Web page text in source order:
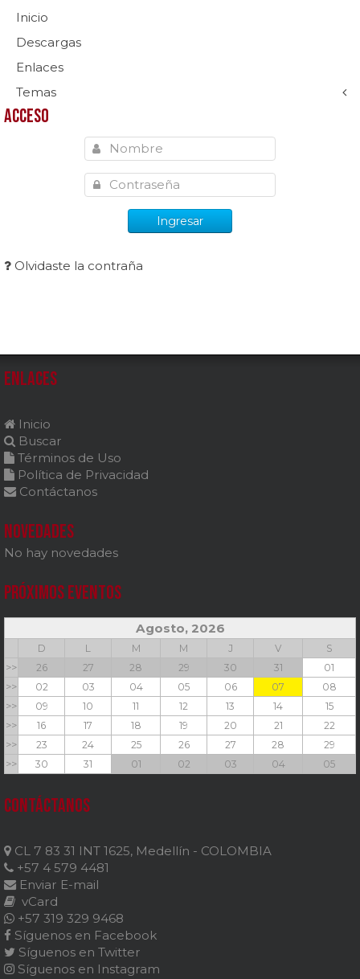
Inicio
Descargas
Enlaces
Temas
Acceso
Ingresar
Olvidaste la contraña
Enlaces
Inicio
Buscar
Términos de Uso
Política de Privacidad
Contáctanos
Novedades
No hay novedades
Próximos Eventos
Agosto, 2026
D L M M J V
S
>>
26 27 28 29 30 31
01
>>
02 03 04 05 06 07
08
>>
09 10 11 12 13 14
15
>>
16 17 18 19 20 21
22
>>
23 24 25 26 27 28
29
>>
30 31 01 02 03 04 05
Contáctanos
CL 7 83 31 INT 1625, Medellín - COLOMBIA
+57 4 579 4481
Enviar E-mail
vCard
+57 319 329 9468
Síguenos en Facebook
Síguenos en Twitter
Síguenos en Instagram